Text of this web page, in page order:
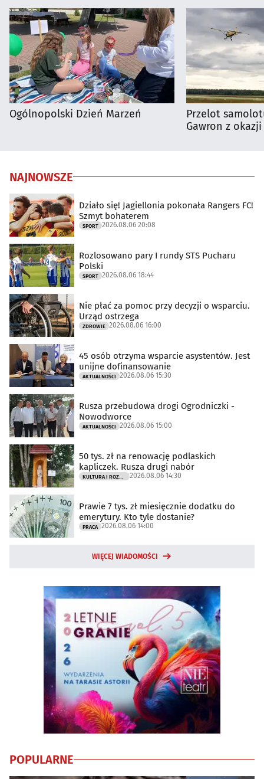
Ogólnopolski Dzień Marzeń
Przelot
Gawron z
NAJNOWSZE
Działo się! Jagiellonia pokonała Rangers FC!
Szmyt bohaterem
SPORT 2026.08.06 20:08
Rozlosowano pary I rundy STS Pucharu
Polski
SPORT 2026.08.06 18:44
Nie płać za pomoc przy decyzji o wsparciu.
Urząd ostrzega
ZDROWIE 2026.08.06 16:00
45 osób otrzyma wsparcie asystentów. Jest
unijne dofinansowanie
AKTUALNOŚCI 2026.08.06 15:30
Rusza przebudowa drogi Ogrodniczki -
Nowodworce
AKTUALNOŚCI 2026.08.06 15:00
50 tys. zł na renowację podlaskich
kapliczek. Rusza drugi nabór
KULTURA I ROZRYWKA 2026.08.06 14:30
Prawie 7 tys. zł miesięcznie dodatku do
emerytury. Kto tyle dostanie?
PRACA 2026.08.06 14:00
WIĘCEJ WIADOMOŚCI
POPULARNE